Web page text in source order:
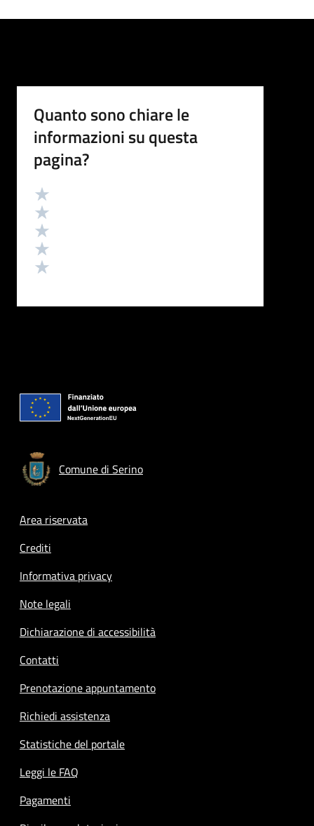
Quanto sono chiare le
informazioni su questa
pagina?
Valutazione
Comune di Serino
Footer menu
Area riservata
Crediti
Informativa privacy
Note legali
Dichiarazione di accessibilità
Contatti
Prenotazione appuntamento
Richiedi assistenza
Statistiche del portale
Leggi le FAQ
Pagamenti